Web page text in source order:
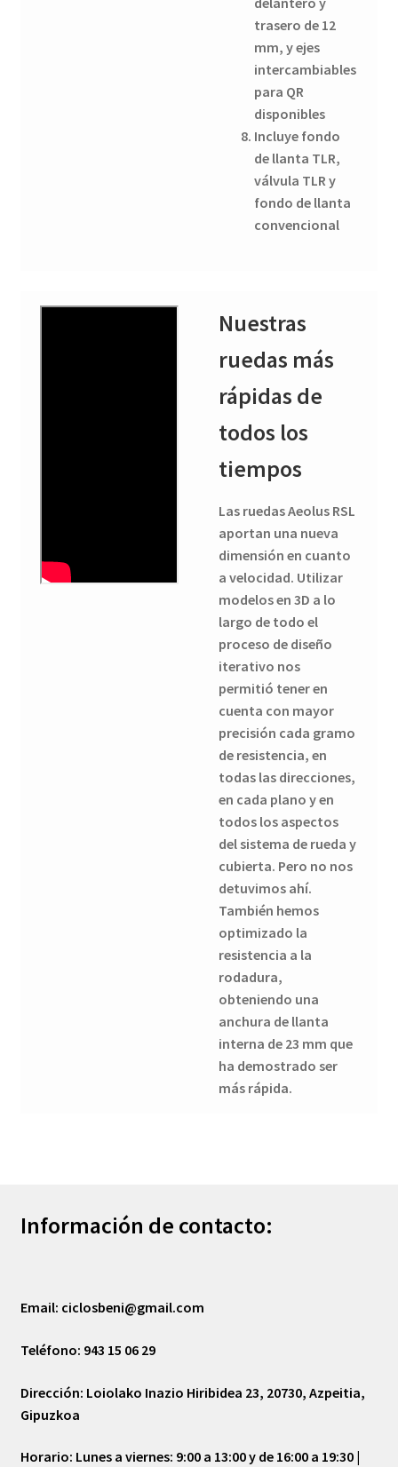
trasero de 12
mm, y ejes
intercambiables
para QR
disponibles
Incluye fondo
de llanta TLR,
válvula TLR y
fondo de llanta
convencional
Nuestras
ruedas más
rápidas de
todos los
tiempos
Las ruedas Aeolus RSL
aportan una nueva
dimensión en cuanto
a velocidad. Utilizar
modelos en 3D a lo
largo de todo el
proceso de diseño
iterativo nos
permitió tener en
cuenta con mayor
precisión cada gramo
de resistencia, en
todas las direcciones,
en cada plano y en
todos los aspectos
del sistema de rueda y
cubierta. Pero no nos
detuvimos ahí.
También hemos
optimizado la
resistencia a la
rodadura,
obteniendo una
anchura de llanta
interna de 23 mm que
ha demostrado ser
más rápida.
Información de contacto:
Email: ciclosbeni@gmail.com
Teléfono: 943 15 06 29
Dirección: Loiolako Inazio Hiribidea 23, 20730, Azpeitia,
Gipuzkoa
Horario: Lunes a viernes: 9:00 a 13:00 y de 16:00 a 19:30 |